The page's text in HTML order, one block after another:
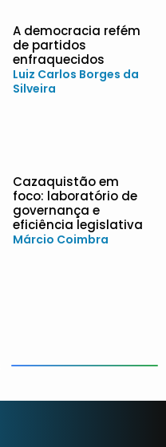
A democracia refém
de partidos
enfraquecidos
Luiz Carlos Borges da
Silveira
Cazaquistão em
foco: laboratório de
governança e
eficiência legislativa
Márcio Coimbra